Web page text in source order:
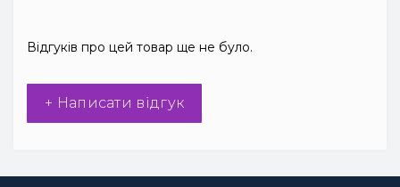
Відгуків про цей товар ще не було.
+ Написати відгук